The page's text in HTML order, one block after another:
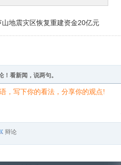
地震灾区恢复重建资金20亿元
！看新闻，说两句。
辩论